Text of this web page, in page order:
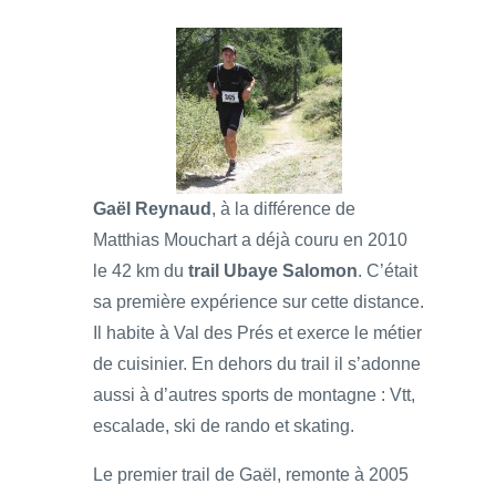
Gaël Reynaud , à la différence de
Matthias Mouchart a déjà couru en 2010
le 42 km du trail Ubaye Salomon. C’était
sa première expérience sur cette distance.
Il habite à Val des Prés et exerce le métier
de cuisinier. En dehors du trail il s’adonne
aussi à d’autres sports de montagne : Vtt,
escalade, ski de rando et skating.
Le premier trail de Gaël, remonte à 2005